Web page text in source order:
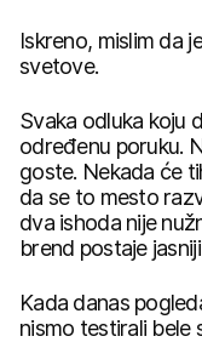
Iskreno, mislim da
svetove.
Svaka odluka koju
određenu poruku.
goste. Nekada će
da se to mesto
dva ishoda nije
brend postaje
Kada danas
nismo testirali bele